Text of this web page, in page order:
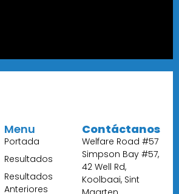
Menu
Portada
Resultados
Resultados
Anteriores
Contáctanos
Welfare Road #57
Simpson Bay #57,
42 Well Rd,
Koolbaai, Sint